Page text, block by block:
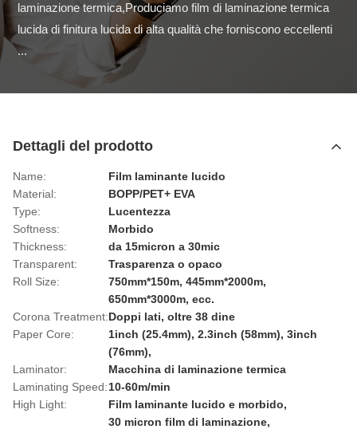
laminazione termica,Produciamo film di laminazione termica
lucida di finitura lucida di alta qualità che forniscono eccellenti
...
Dettagli del prodotto
Name:
Film laminante lucido
Material:
BOPP/PET+ EVA
Type:
Lucentezza
Softness:
Morbido
Thickness:
da 15micron a 30mic
Transparent:
Trasparenza o opaco
Roll Size:
750mm*150m, 445mm*2000m,
650mm*3000m, ecc.
Corona Treatment:Doppi lati, oltre 38 dine
Paper Core:
1inch (25.4mm), 2.3inch (58mm), 3inch
(76mm),
Laminator:
Macchina di laminazione termica
Laminating Speed:10-60m/min
High Light:
Film laminante lucido e morbido,
30 micron film di laminazione,